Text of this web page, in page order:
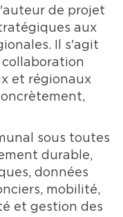
de projet
aux
Il s'agit
et régionaux
sous toutes
durable,
données
mobilité,
et gestion des